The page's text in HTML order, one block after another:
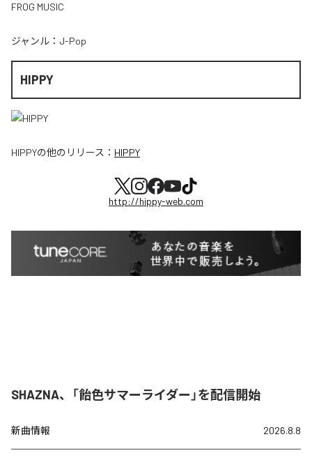
FROG MUSIC
ジャンル： J-Pop
HIPPY
HIPPYの他のリリース： HIPPY
http://hippy-web.com
SHAZNA、「飴色サマーライダー」を配信開始
新曲情報 2026.8.8